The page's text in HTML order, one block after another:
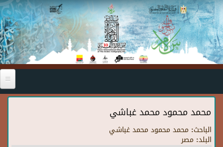
Skip to main content
محمد محمود محمد غباشي
الباحث: محمد محمود محمد غباشي
البلد: مصر